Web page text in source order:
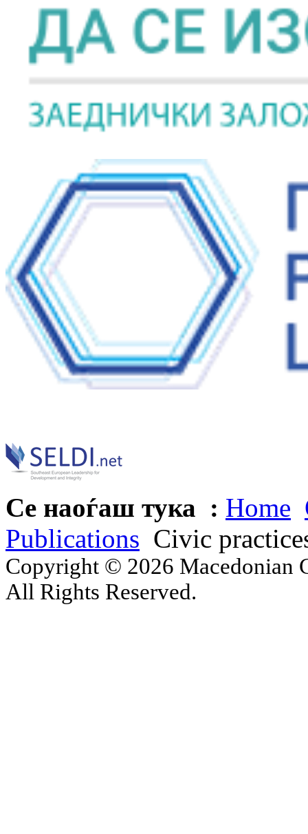
Се наоѓаш тука : Home
Publications Civic
Copyright © 2026 Macedonian
All Rights Reserved.